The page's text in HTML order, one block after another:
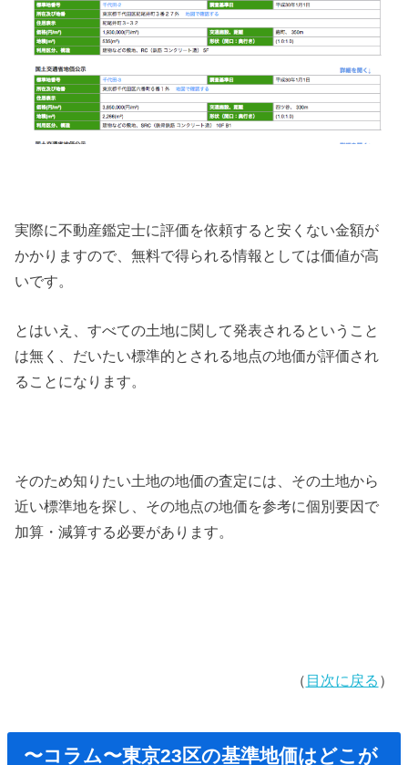
実際に不動産鑑定士に評価を依頼すると安くない金額が
かかりますので、無料で得られる情報としては価値が高
いです。
とはいえ、すべての土地に関して発表されるということ
は無く、だいたい標準的とされる地点の地価が評価され
ることになります。
そのため知りたい土地の地価の査定には、その土地から
近い標準地を探し、その地点の地価を参考に個別要因で
加算・減算する必要があります。
（ 目次に戻る ）
〜コラム〜東京23区の基準地価はどこが